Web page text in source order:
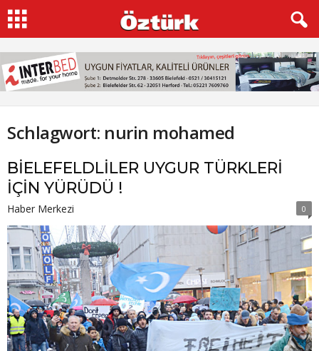
Schlagwort: nurin mohamed
BİELEFELDLİLER UYGUR TÜRKLERİ
İÇİN YÜRÜDÜ !
Haber Merkezi 0